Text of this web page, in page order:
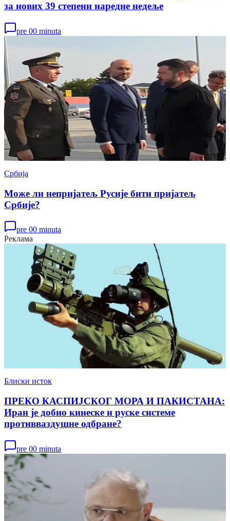
за нових 39 степени наредне недеље
pre 00 minuta
Србија
Може ли непријатељ Русије бити пријатељ
Србије?
pre 00 minuta
Реклама
Блиски исток
ПРЕКО КАСПИЈСКОГ МОРА И ПАКИСТАНА:
Иран је добио кинеске и руске системе
противваздушне одбране?
pre 00 minuta